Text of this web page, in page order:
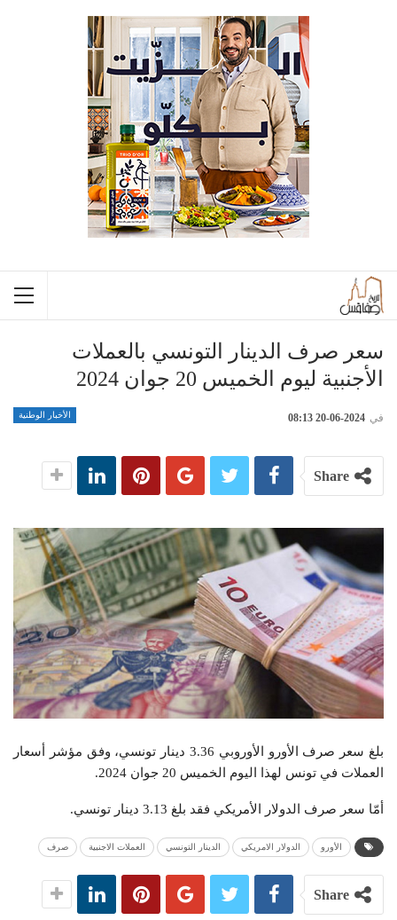
سعر صرف الدينار التونسي بالعملات
الأجنبية ليوم الخميس 20 جوان 2024
الأخبار الوطنية في 2024-06-20 08:13
Share
بلغ سعر صرف الأورو الأوروبي 3.36 دينار تونسي، وفق مؤشر أسعار
العملات في تونس لهذا اليوم الخميس 20 جوان 2024.
أمّا سعر صرف الدولار الأمريكي فقد بلغ 3.13 دينار تونسي.
الأورو الدولار الامريكي الدينار التونسي العملات الاجنبية صرف
Share